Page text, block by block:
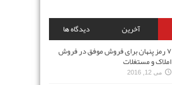
آخرین
دیدگاه ها
۷ رمز پنهان برای فروش موفق در فروش
املاک و مستغلات
می 12, 2016